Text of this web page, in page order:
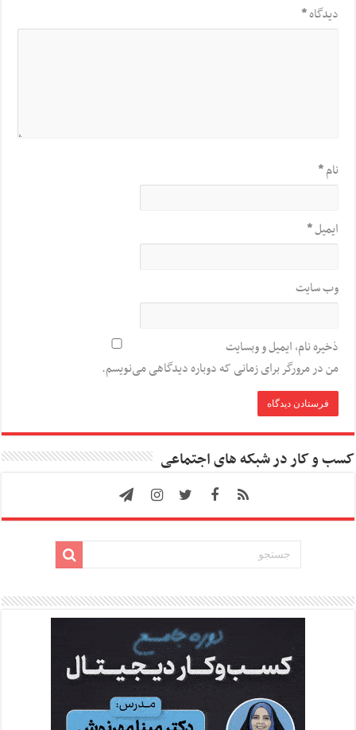
دیدگاه*
نام*
ایمیل*
وب‌ سایت
ذخیره نام، ایمیل و وبسایت
من در مرورگر برای زمانی که دوباره دیدگاهی می‌نویسم.
کسب و کار در شبکه های اجتماعی